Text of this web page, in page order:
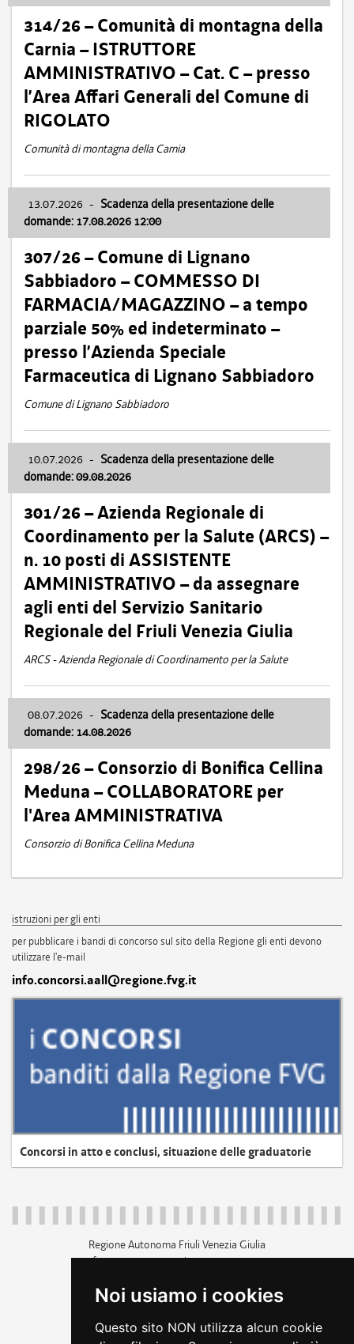
Noi usiamo i cookies
Questo sito NON utilizza alcun cookie
314/26 – Comunità di montagna della
Carnia – ISTRUTTORE
AMMINISTRATIVO – Cat. C – presso
l’Area Affari Generali del Comune di
RIGOLATO
Comunità di montagna della Carnia
13.07.2026 - Scadenza della presentazione delle
domande: 17.08.2026 12:00
307/26 – Comune di Lignano
Sabbiadoro – COMMESSO DI
FARMACIA/MAGAZZINO – a tempo
parziale 50% ed indeterminato –
presso l’Azienda Speciale
Farmaceutica di Lignano Sabbiadoro
Comune di Lignano Sabbiadoro
10.07.2026 - Scadenza della presentazione delle
domande: 09.08.2026
301/26 – Azienda Regionale di
Coordinamento per la Salute (ARCS) –
n. 10 posti di ASSISTENTE
AMMINISTRATIVO – da assegnare
agli enti del Servizio Sanitario
Regionale del Friuli Venezia Giulia
ARCS - Azienda Regionale di Coordinamento per la Salute
08.07.2026 - Scadenza della presentazione delle
domande: 14.08.2026
298/26 – Consorzio di Bonifica Cellina
Meduna – COLLABORATORE per
l'Area AMMINISTRATIVA
Consorzio di Bonifica Cellina Meduna
istruzioni per gli enti
per pubblicare i bandi di concorso sul sito della Regione gli enti devono
utilizzare l'e-mail
info.concorsi.aall@regione.fvg.it
Concorsi in atto e conclusi, situazione delle graduatorie
Regione Autonoma Friuli Venezia Giulia
c.f. 80014930327; p.iva 00526040324
+39 040 3771111